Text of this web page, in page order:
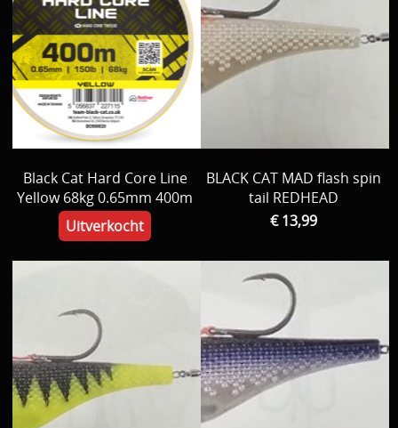
Black Cat Hard Core Line
Yellow 68kg 0.65mm 400m
Uitverkocht
BLACK CAT MAD flash spin
tail REDHEAD
€ 13,99